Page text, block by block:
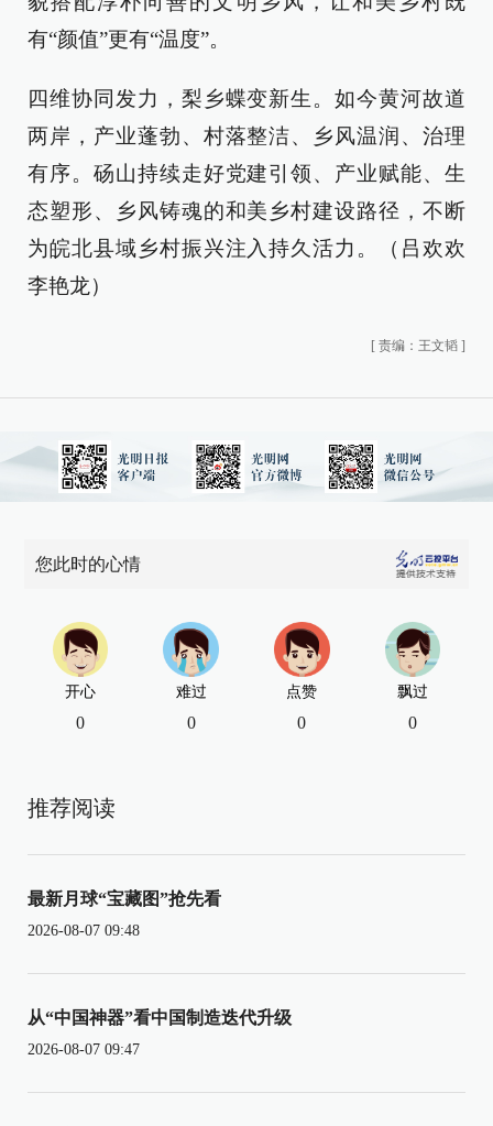
有“颜值”更有“温度”。
四维协同发力，梨乡蝶变新生。如今黄河故道
两岸，产业蓬勃、村落整洁、乡风温润、治理
有序。砀山持续走好党建引领、产业赋能、生
态塑形、乡风铸魂的和美乡村建设路径，不断
为皖北县域乡村振兴注入持久活力。（吕欢欢
李艳龙）
[ 责编：王文韬 ]
您此时的心情
开心
0
难过
0
点赞
0
飘过
0
推荐阅读
最新月球“宝藏图”抢先看
2026-08-07 09:48
从“中国神器”看中国制造迭代升级
2026-08-07 09:47